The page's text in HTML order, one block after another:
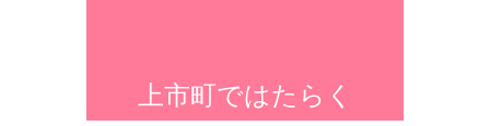
上市町ではたらく